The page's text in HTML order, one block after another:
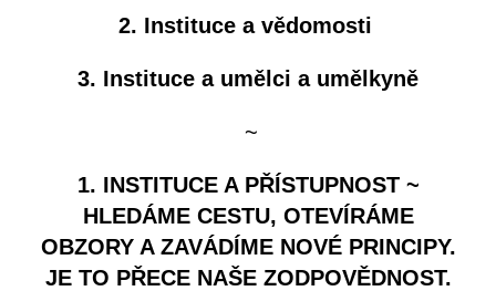
2. Instituce a vědomosti
3. Instituce a umělci a umělkyně
~
1. INSTITUCE A PŘÍSTUPNOST ~
HLEDÁME CESTU, OTEVÍRÁME
OBZORY A ZAVÁDÍME NOVÉ PRINCIPY.
JE TO PŘECE NAŠE ZODPOVĚDNOST.